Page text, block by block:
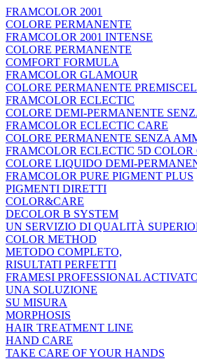
FRAMCOLOR 2001
COLORE PERMANENTE
FRAMCOLOR 2001 INTENSE
COLORE PERMANENTE
COMFORT FORMULA
FRAMCOLOR GLAMOUR
COLORE PERMANENTE
FRAMCOLOR ECLECTIC
COLORE DEMI-PERMANENTE
FRAMCOLOR ECLECTIC CARE
COLORE PERMANENTE SENZA
FRAMCOLOR ECLECTIC 5D COLOR
COLORE LIQUIDO DEMI-
FRAMCOLOR PURE PIGMENT PLUS
PIGMENTI DIRETTI
COLOR&CARE
DECOLOR B SYSTEM
UN SERVIZIO DI QUALITÀ
COLOR METHOD
METODO COMPLETO,
RISULTATI PERFETTI
FRAMESI PROFESSIONAL
UNA SOLUZIONE
SU MISURA
MORPHOSIS
HAIR TREATMENT LINE
HAND CARE
TAKE CARE OF YOUR HANDS